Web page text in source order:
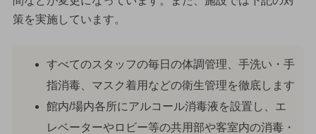
策を実施しています。
すべてのスタッフの毎日の体調管理、手洗い・手
指消毒、マスク着用などの衛生管理を徹底します
館内/場内各所にアルコール消毒液を設置し、エ
レベーターやロビー等の共用部や客室内の消毒・